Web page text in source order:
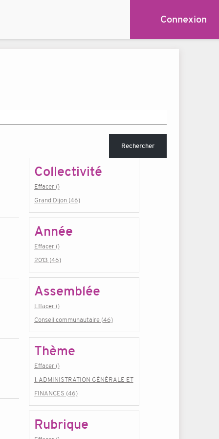
Connexion
Rechercher
Collectivité
Effacer ()
Grand Dijon (46)
Année
Effacer ()
2013 (46)
Assemblée
Effacer ()
Conseil communautaire (46)
Thème
Effacer ()
1. ADMINISTRATION GÉNÉRALE ET
FINANCES (46)
Rubrique